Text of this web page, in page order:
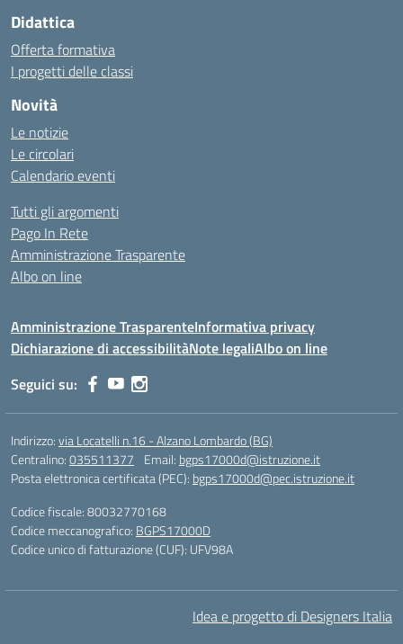
Didattica
Offerta formativa
I progetti delle classi
Novità
Le notizie
Le circolari
Calendario eventi
Tutti gli argomenti
Pago In Rete
Amministrazione Trasparente
Albo on line
Amministrazione TrasparenteInformativa privacy
Dichiarazione di accessibilitàNote legaliAlbo on line
Seguici su:
Indirizzo:via Locatelli n.16 - Alzano Lombardo (BG)
Centralino:035511377 Email: bgps17000d@istruzione.it
Posta elettronica certificata (PEC): bgps17000d@pec.istruzione.it
Codice fiscale: 80032770168
Codice meccanografico: BGPS17000D
Codice unico di fatturazione (CUF): UFV98A
Idea e progetto di Designers Italia